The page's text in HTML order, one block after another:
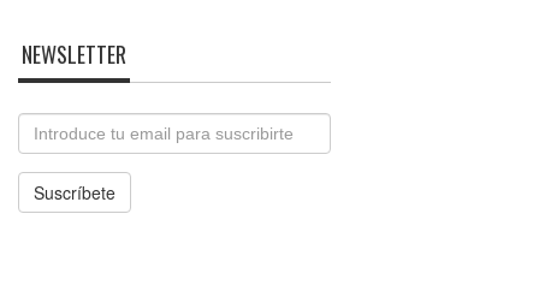
NEWSLETTER
Email
Suscríbete